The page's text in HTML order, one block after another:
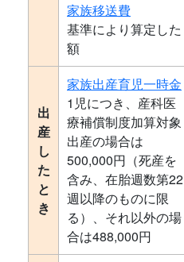
家族移送費
基準により算定した
額
出
産
し
た
と
き
家族出産育児一時金
1児につき、産科医
療補償制度加算対象
出産の場合は
500,000円（死産を
含み、在胎週数第22
週以降のものに限
る）、それ以外の場
合は488,000円